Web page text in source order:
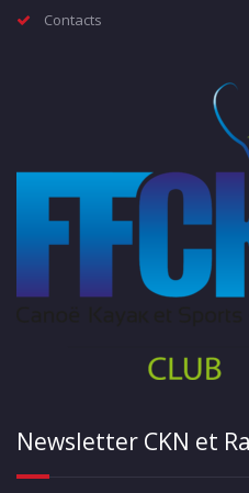
Contacts
Newsletter CKN et